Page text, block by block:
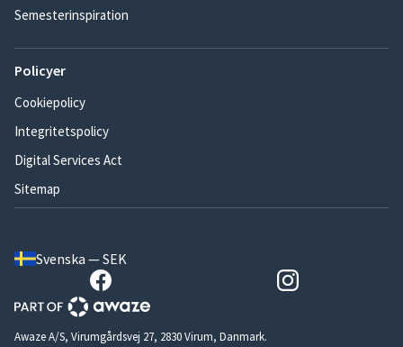
Semesterinspiration
Policyer
Cookiepolicy
Integritetspolicy
Digital Services Act
Sitemap
Svenska — SEK
Awaze A/S, Virumgårdsvej 27, 2830 Virum, Danmark.